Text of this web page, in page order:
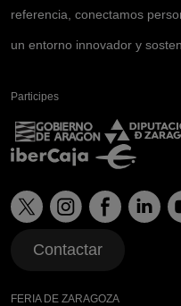
referencia, conectamos
un entorno innovador y
Participes
Contactar
FERIA DE ZARAGOZA